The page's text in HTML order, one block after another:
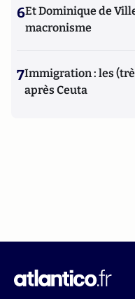
6Et Dominique de
macronisme
7Immigration : les
après Ceuta